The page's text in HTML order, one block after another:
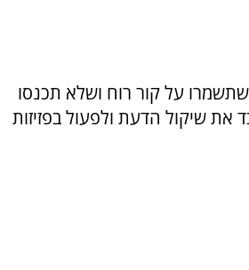
על קור רוח ושלא תכנסו
את שיקול הדעת ולפעול בפזיזות